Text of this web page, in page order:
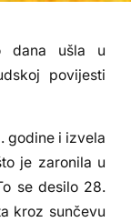
dana ušla u
povijesti
godine i izvela
je zaronila u
se desilo 28.
kroz sunčevu